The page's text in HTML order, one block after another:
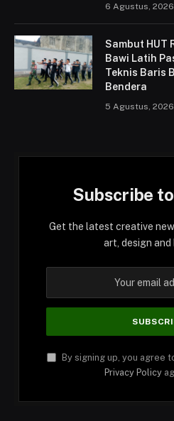
6 Agustus, 2026
Sambut HUT
Bawi Latih
Teknis Baris
Bendera
5 Agustus, 2026
Subscribe
Get the latest creative
art, design and
By signing up, you agree
Privacy Policy